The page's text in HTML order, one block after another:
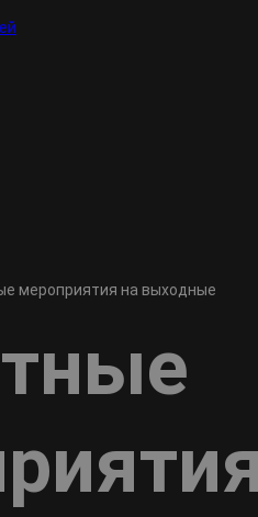
мероприятия на выходные